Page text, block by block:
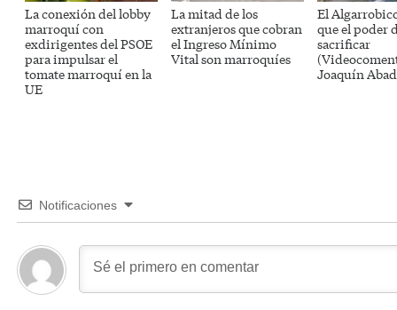
La conexión del lobby
marroquí con
exdirigentes del PSOE
para impulsar el
tomate marroquí en la
UE
La mitad de los
extranjeros que cobran
el Ingreso Mínimo
Vital son marroquíes
El
que el poder
sacrificar
Joaquín
Notificaciones